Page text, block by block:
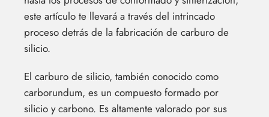
este artículo te llevará a través del intrincado
proceso detrás de la fabricación de carburo de
silicio.
El carburo de silicio, también conocido como
carborundum, es un compuesto formado por
silicio y carbono. Es altamente valorado por sus